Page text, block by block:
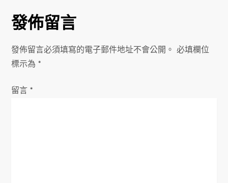
覽
發佈留言
發佈留言必須填寫的電子郵件地址不會公開。
必填欄位
標示為*
留言*